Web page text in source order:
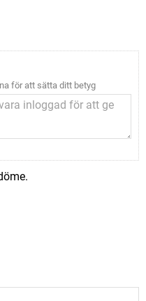
för att sätta ditt betyg